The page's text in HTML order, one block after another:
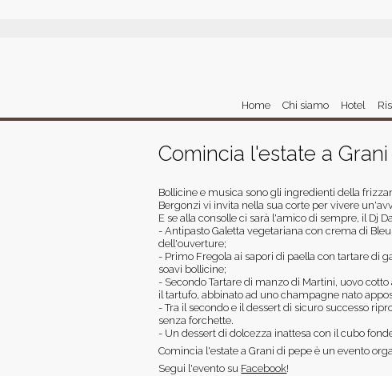
Home Chi siamo Hotel
Comincia l'estate a
Bollicine e musica sono gli ingredienti della
Bergonzi vi invita nella sua corte per vivere
E se alla consolle ci sarà l'amico di sempre, il Dj
- Antipasto Galetta vegetariana con crema di
dell'ouverture;
- Primo Fregola ai sapori di paella con tartare di
soavi bollicine;
- Secondo Tartare di manzo di Martini, uovo
il tartufo, abbinato ad uno champagne nato
- Tra il secondo e il dessert di sicuro successo
senza forchette.
- Un dessert di dolcezza inattesa con il cubo
Comincia l'estate a Grani di pepe è un evento
Segui l'evento su Facebook!